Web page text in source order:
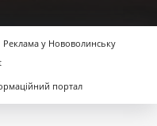
Реклама у Нововолинську
портал